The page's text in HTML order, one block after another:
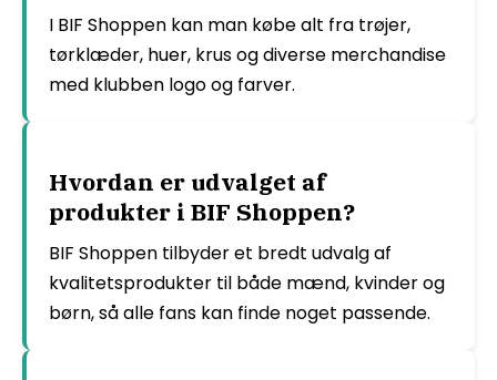
I BIF Shoppen kan man købe alt fra trøjer,
tørklæder, huer, krus og diverse merchandise
med klubben logo og farver.
Hvordan er udvalget af
produkter i BIF Shoppen?
BIF Shoppen tilbyder et bredt udvalg af
kvalitetsprodukter til både mænd, kvinder og
børn, så alle fans kan finde noget passende.